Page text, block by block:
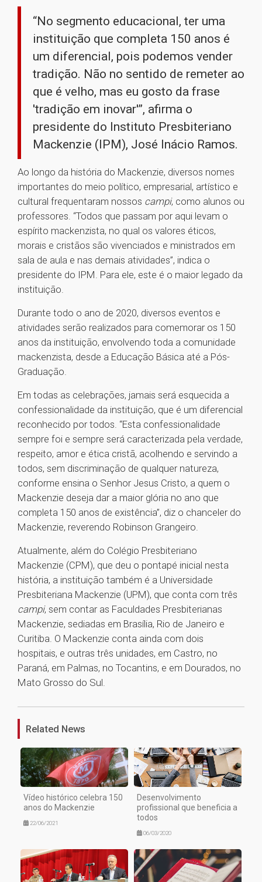
“No segmento educacional, ter uma
instituição que completa 150 anos é
um diferencial, pois podemos vender
tradição. Não no sentido de remeter ao
que é velho, mas eu gosto da frase
'tradição em inovar'”, afirma o
presidente do Instituto Presbiteriano
Mackenzie (IPM), José Inácio Ramos.
Ao longo da história do Mackenzie, diversos nomes
importantes do meio político, empresarial, artístico e
cultural frequentaram nossos campi, como alunos ou
professores. “Todos que passam por aqui levam o
espírito mackenzista, no qual os valores éticos,
morais e cristãos são vivenciados e ministrados em
sala de aula e nas demais atividades”, indica o
presidente do IPM. Para ele, este é o maior legado da
instituição.
Durante todo o ano de 2020, diversos eventos e
atividades serão realizados para comemorar os 150
anos da instituição, envolvendo toda a comunidade
mackenzista, desde a Educação Básica até a Pós-
Graduação.
Em todas as celebrações, jamais será esquecida a
confessionalidade da instituição, que é um diferencial
reconhecido por todos. “Esta confessionalidade
sempre foi e sempre será caracterizada pela verdade,
respeito, amor e ética cristã, acolhendo e servindo a
todos, sem discriminação de qualquer natureza,
conforme ensina o Senhor Jesus Cristo, a quem o
Mackenzie deseja dar a maior glória no ano que
completa 150 anos de existência”, diz o chanceler do
Mackenzie, reverendo Robinson Grangeiro.
Atualmente, além do Colégio Presbiteriano
Mackenzie (CPM), que deu o pontapé inicial nesta
história, a instituição também é a Universidade
Presbiteriana Mackenzie (UPM), que conta com três
campi, sem contar as Faculdades Presbiterianas
Mackenzie, sediadas em Brasília, Rio de Janeiro e
Curitiba. O Mackenzie conta ainda com dois
hospitais, e outras três unidades, em Castro, no
Paraná, em Palmas, no Tocantins, e em Dourados, no
Mato Grosso do Sul.
Related News
Vídeo histórico celebra 150
anos do Mackenzie
22/06/2021
Desenvolvimento
profissional que beneficia a
todos
06/03/2020